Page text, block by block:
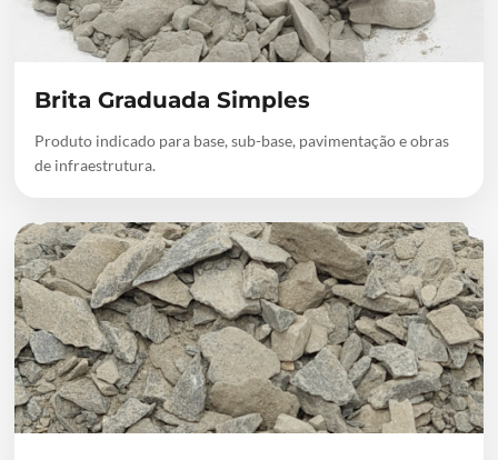
Brita Graduada Simples
Produto indicado para base, sub-base, pavimentação e obras
de infraestrutura.